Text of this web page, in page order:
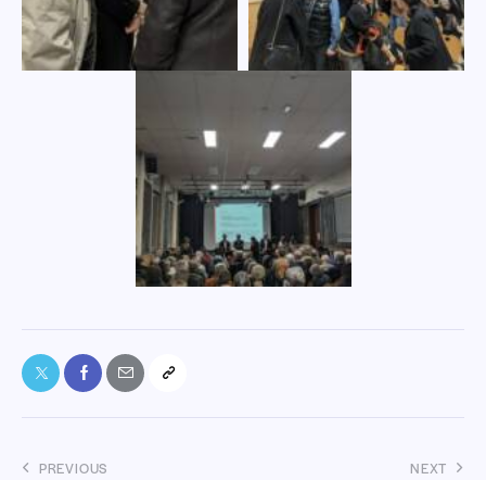
PREVIOUS NEXT